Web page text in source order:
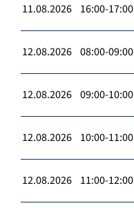
11.08.2026 16:00-17:00
12.08.2026 08:00-09:00
12.08.2026 09:00-10:00
12.08.2026 10:00-11:00
12.08.2026 11:00-12:00